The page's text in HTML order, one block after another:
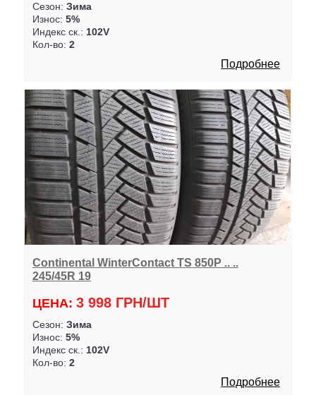
Сезон: Зима
Износ: 5%
Индекс ск.: 102V
Кол-во: 2
Подробнее
Continental WinterContact TS 850P .. ..
245/45R 19
ЦЕНА: 3 998 ГРН/ШТ
Сезон: Зима
Износ: 5%
Индекс ск.: 102V
Кол-во: 2
Подробнее